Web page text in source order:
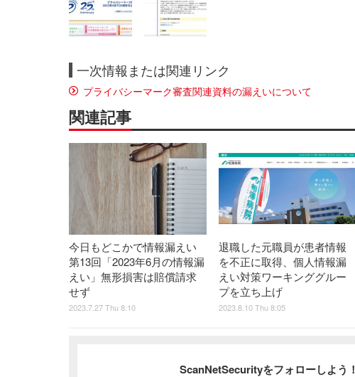
一次情報または関連リンク
プライバシーマーク審査関連資料の漏えいについて
関連記事
今日もどこかで情報漏えい
第13回「2023年6月の情報漏
えい」無形損害は賠償請求
せず
2023.7.27 Thu 8:10
退職した元職員が患者情報
を不正に取得、個人情報漏
えい対策ワーキンググルー
プを立ち上げ
2023.8.10 Thu 8:05
ScanNetSecurityをフォローしよう！